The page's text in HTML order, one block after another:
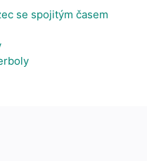
se spojitým časem